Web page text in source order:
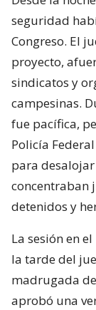
seguridad
Congreso. El
proyecto,
sindicatos y
campesinas.
fue pacífica,
Policía
para
concentraban
detenidos y
La sesión en
la tarde del
madrugada
aprobó una